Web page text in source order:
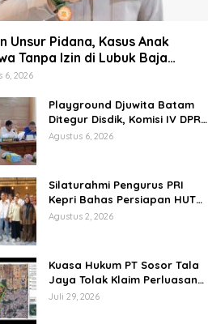
Unsur Pidana, Kasus Anak
Tanpa Izin di Lubuk Baja
6, 2026
Playground Djuwita Batam
Ditegur Disdik, Komisi IV DPRD
Jadwalkan Sidak
Agustus 6, 2026
Silaturahmi Pengurus PRI
Kepri Bahas Persiapan HUT
Ke-1 dan Penguatan
Agustus 2, 2026
Kuasa Hukum PT Sosor Tala
Jaya Tolak Klaim Perluasan
Kampung Tua Batu Merah
Juli 29, 2026